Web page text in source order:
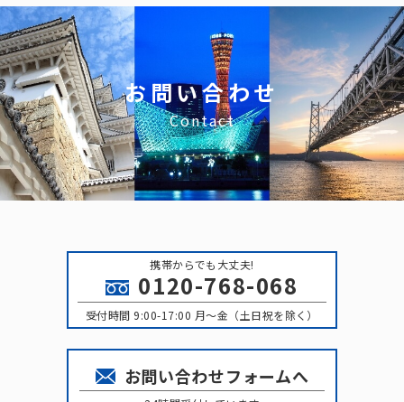
お問い合わせ
Contact
携帯からでも大丈夫!
0120-768-068
受付時間 9:00-17:00 月〜金（土日祝を除く）
お問い合わせフォームへ